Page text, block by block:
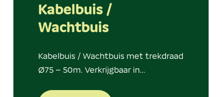
Kabelbuis /
Wachtbuis
Kabelbuis / Wachtbuis met trekdraad
Ø75 – 50m. Verkrijgbaar in…